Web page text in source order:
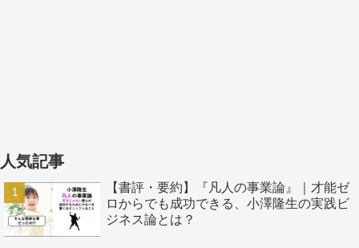
人気記事
【書評・要約】『凡人の事業論』｜才能ゼ
ロからでも成功できる、小澤隆生の実践ビ
ジネス論とは？